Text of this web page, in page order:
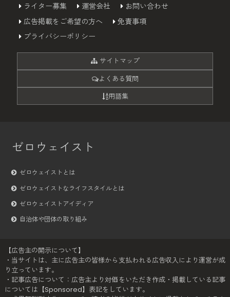
ライター募集 運営会社
お問い合わせ
広告掲載をご希望の方へ
免責事項
プライバシーポリシー
サイトマップ
よくある質問
用語集
ゼロウェイスト
ゼロウェイストとは
ゼロウェイストなライフスタイルとは
ゼロウェイストアイディア
自治体や団体の取り組み
【広告主の開示について】
・当サイトは、主に広告主の皆様から支払われる広告収入により運営が成
り立っています。
・記事広告について：広告主より対価をいただき作成・掲載している記事
については【Sponsored】表記をしています。